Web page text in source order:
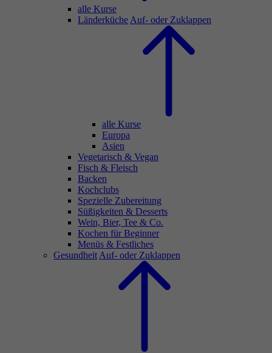
alle Kurse
Länderküche Auf- oder Zuklappen
alle Kurse
Europa
Asien
Vegetarisch & Vegan
Fisch & Fleisch
Backen
Kochclubs
Spezielle Zubereitung
Süßigkeiten & Desserts
Wein, Bier, Tee & Co.
Kochen für Beginner
Menüs & Festliches
Gesundheit Auf- oder Zuklappen